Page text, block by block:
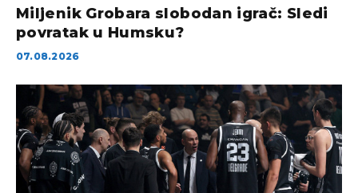
Miljenik Grobara slobodan igrač: Sledi
povratak u Humsku?
07.08.2026